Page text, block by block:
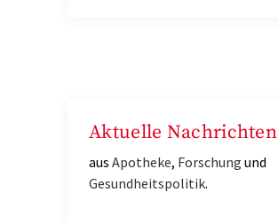
Aktuelle Nachrichten
aus Apotheke, Forschung und
Gesundheitspolitik.